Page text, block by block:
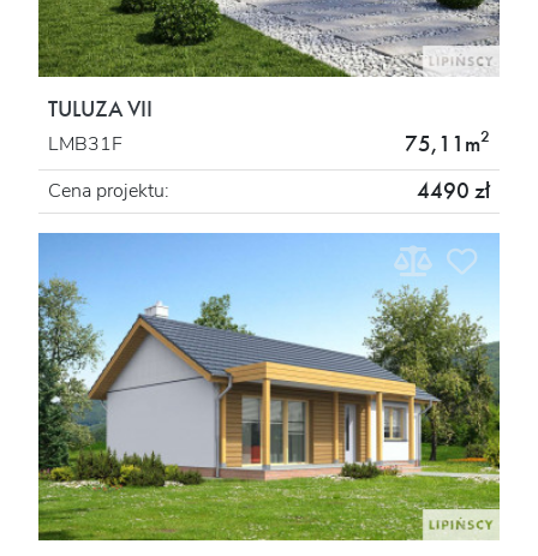
TULUZA VII
LMB31F 75,11m2
Cena projektu: 4490 zł